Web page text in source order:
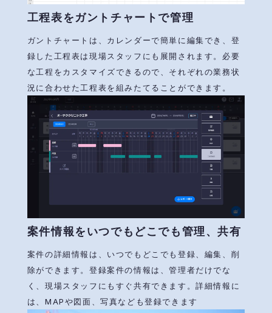
工程表をガントチャートで管理
ガントチャートは、カレンダーで簡単に編集でき、登
録した工程表は現場スタッフにも展開されます。必要
な工程をカスタマイズできるので、それぞれの業務状
況に合わせた工程表を組みたてることができます。
案件情報をいつでもどこでも管理、共有
案件の詳細情報は、いつでもどこでも登録、編集、削
除ができます。登録案件の情報は、管理者だけでな
く、現場スタッフにもすぐ共有できます。詳細情報に
は、MAPや図面、写真なども登録できます